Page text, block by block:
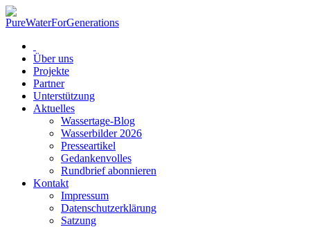
Über uns
Projekte
Partner
Unterstützung
Aktuelles
Wassertage-Blog
Wasserbilder 2026
Presseartikel
Gedankenvolles
Rundbrief abonnieren
Kontakt
Impressum
Datenschutzerklärung
Satzung